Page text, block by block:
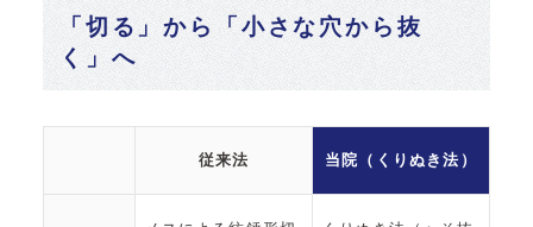
「切る」から「小さな穴から抜
く」へ
従来法 当院（くりぬき法）